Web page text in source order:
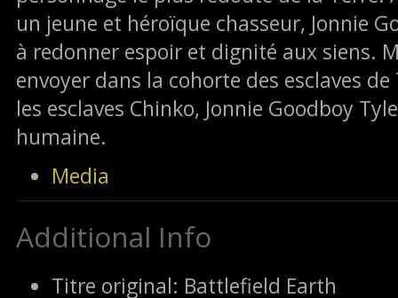
un jeune et héroïque chasseur, Jonnie
à redonner espoir et dignité aux siens.
envoyer dans la cohorte des esclaves
les esclaves Chinko, Jonnie Goodboy
humaine.
Media
Additional Info
Titre original: Battlefield Earth